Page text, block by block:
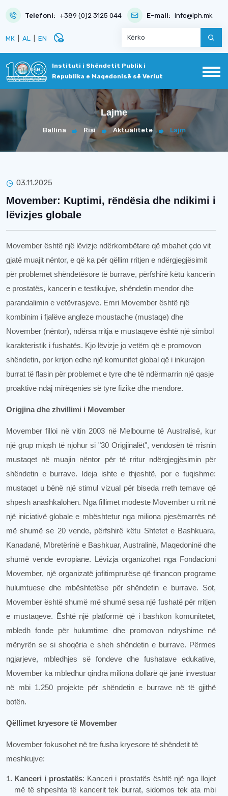
Telefoni: +389 (0)2 3125 044 E-mail: info@iph.mk
МК AL EN disabled_visible
Instituti i Shëndetit Publik i
Republika e Maqedonisë së Veriut
Lajme
Ballina Risi Aktualitete Lajm
03.11.2025
Movember: Kuptimi, rëndësia dhe ndikimi i
lëvizjes globale
Movember është një lëvizje ndërkombëtare që mbahet çdo vit
gjatë muajit nëntor, e që ka për qëllim rritjen e ndërgjegjësimit
për problemet shëndetësore të burrave, përfshirë këtu kancerin
e prostatës, kancerin e testikujve, shëndetin mendor dhe
parandalimin e vetëvrasjeve. Emri Movember është një
kombinim i fjalëve angleze moustache (mustaqe) dhe
November (nëntor), ndërsa rritja e mustaqeve është një simbol
karakteristik i fushatës. Kjo lëvizje jo vetëm që e promovon
shëndetin, por krijon edhe një komunitet global që i inkurajon
burrat të flasin për problemet e tyre dhe të ndërmarrin një qasje
proaktive ndaj mirëqenies së tyre fizike dhe mendore.
Origjina dhe zhvillimi i Movember
Movember filloi në vitin 2003 në Melbourne të Australisë, kur
një grup miqsh të njohur si "30 Origjinalët", vendosën të rrisnin
mustaqet në muajin nëntor për të rritur ndërgjegjësimin për
shëndetin e burrave. Ideja ishte e thjeshtë, por e fuqishme:
mustaqet u bënë një stimul vizual për biseda rreth temave që
shpesh anashkalohen. Nga fillimet modeste Movember u rrit në
një iniciativë globale e mbështetur nga miliona pjesëmarrës në
më shumë se 20 vende, përfshirë këtu Shtetet e Bashkuara,
Kanadanë, Mbretërinë e Bashkuar, Australinë, Maqedoninë dhe
shumë vende evropiane. Lëvizja organizohet nga Fondacioni
Movember, një organizatë jofitimprurëse që financon programe
hulumtuese dhe mbështetëse për shëndetin e burrave. Sot,
Movember është shumë më shumë sesa një fushatë për rritjen
e mustaqeve. Është një platformë që i bashkon komunitetet,
mbledh fonde për hulumtime dhe promovon ndryshime në
mënyrën se si shoqëria e sheh shëndetin e burrave. Përmes
ngjarjeve, mbledhjes së fondeve dhe fushatave edukative,
Movember ka mbledhur qindra miliona dollarë që janë investuar
në mbi 1.250 projekte për shëndetin e burrave në të gjithë
botën.
Qëllimet kryesore të Movember
Movember fokusohet në tre fusha kryesore të shëndetit të
meshkujve:
Kanceri i prostatës: Kanceri i prostatës është një nga llojet
më të shpeshta të kancerit tek burrat, sidomos tek ata mbi